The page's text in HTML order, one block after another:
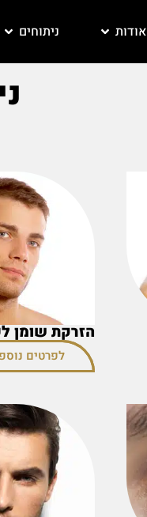
אודות ניתוחים
הזרקת שומן
לפרטים